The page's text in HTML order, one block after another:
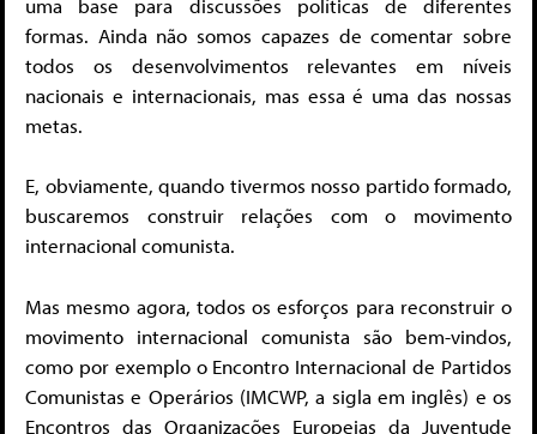
formas. Ainda não somos capazes de comentar sobre
todos os desenvolvimentos relevantes em níveis
nacionais e internacionais, mas essa é uma das nossas
metas.
E, obviamente, quando tivermos nosso partido formado,
buscaremos construir relações com o movimento
internacional comunista.
Mas mesmo agora, todos os esforços para reconstruir o
movimento internacional comunista são bem-vindos,
como por exemplo o Encontro Internacional de Partidos
Comunistas e Operários (IMCWP, a sigla em inglês) e os
Encontros das Organizações Europeias da Juventude